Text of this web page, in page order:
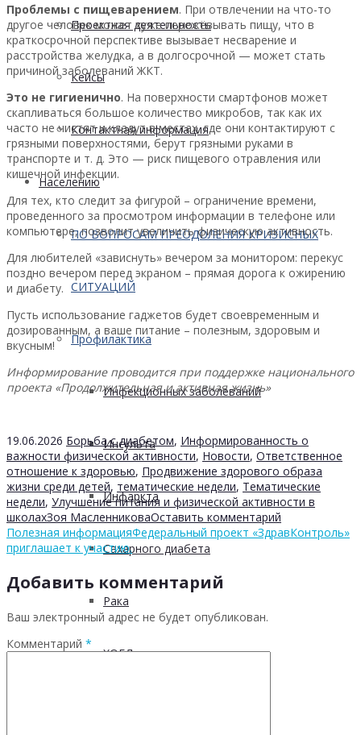
Проектная деятельность
Кейсы
Контактная информация
Населению
ПО ВОПРОСАМ ПРЕОДОЛЕНИЯ КРИЗИСНЫХ
СИТУАЦИЙ
Профилактика
Инфекционных заболеваний
Инсульта
Инфаркта
Сахарного диабета
Рака
ХОБЛ
Проблемы с пищеварением. При отвлечении на что-то
другое человек может хуже пережёвывать пищу, что в
краткосрочной перспективе вызывает несварение и
расстройства желудка, а в долгосрочной — может стать
причиной заболеваний ЖКТ.
Это не гигиенично. На поверхности смартфонов может
скапливаться большое количество микробов, так как их
часто не чистят и кладут в местах, где они контактируют с
грязными поверхностями, берут грязными руками в
транспорте и т. д. Это — риск пищевого отравления или
кишечной инфекции.
Для тех, кто следит за фигурой – ограничение времени,
проведенного за просмотром информации в телефоне или
компьютере, позволит увеличить физическую активность.
Для любителей «зависнуть» вечером за монитором: перекус
поздно вечером перед экраном – прямая дорога к ожирению
и диабету.
Пусть использование гаджетов будет своевременным и
дозированным, а ваше питание – полезным, здоровым и
вкусным!
Информирование проводится при поддержке национального
проекта «Продолжительная и активная жизнь»
19.06.2026 Борьба с диабетом, Информированность о
важности физической активности, Новости, Ответственное
отношение к здоровью, Продвижение здорового образа
жизни среди детей, тематические недели, Тематические
недели, Улучшение питания и физической активности в
школахЗоя МасленниковаОставить комментарий
Полезная информацияФедеральный проект «ЗдравКонтроль»
приглашает к участию.
Добавить комментарий
Ваш электронный адрес не будет опубликован.
Комментарий *